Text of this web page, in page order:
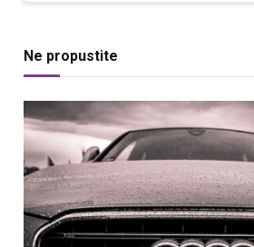
Ne propustite